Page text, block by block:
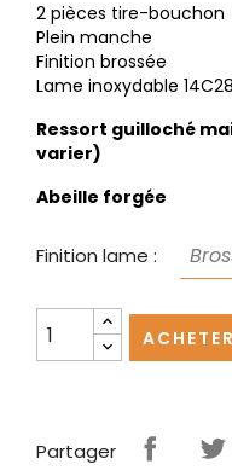
2 pièces tire-bouchon
Plein manche
Finition brossée
Lame inoxydable
Ressort guilloché
varier)
Abeille forgée
Finition lame :
ACHETER
Partager